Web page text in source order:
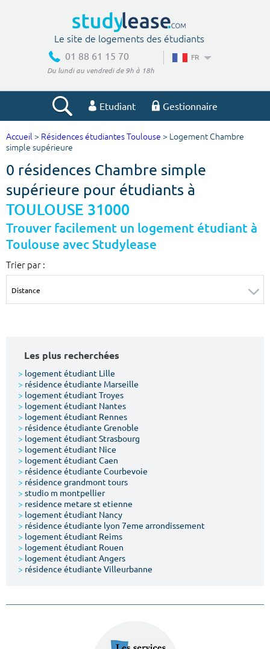
Le site de logements des étudiants
01 88 61 15 70
Du lundi au vendredi de 9h à 18h
FR
Etudiant Gestionnaire
Votre recherche
Ville, école
Budget min
€
Budget max
m² m²
Votre date d'entrée
Chercher
Accueil > Résidences étudiantes Toulouse > Logement Chambre
simple supérieure
0 résidences Chambre simple
supérieure pour étudiants à
TOULOUSE 31000
Trouver facilement un logement étudiant à
Toulouse avec Studylease
Trier par :
Les plus recherchées
> logement étudiant Lille
> résidence étudiante Marseille
> logement étudiant Troyes
> logement étudiant Nantes
> logement étudiant Rennes
> résidence étudiante Grenoble
> logement étudiant Strasbourg
> logement étudiant Nice
> logement étudiant Caen
> résidence étudiante Courbevoie
> résidence grandmont tours
> studio m montpellier
> residence metare st etienne
> logement étudiant Nancy
> résidence étudiante lyon 7eme arrondissement
> logement étudiant Reims
> logement étudiant Rouen
> logement étudiant Angers
> résidence étudiante Villeurbanne